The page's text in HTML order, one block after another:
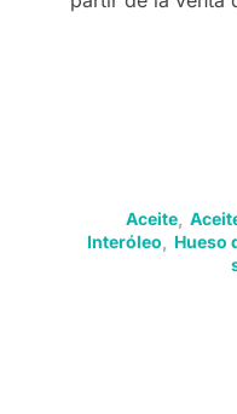
Aceite
Interóleo
Hueso